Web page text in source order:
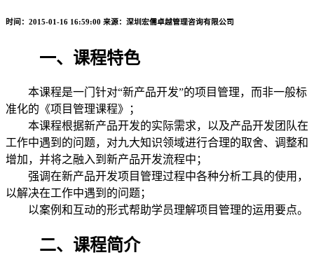
时间：2015-01-16 16:59:00 来源：深圳宏儒卓越管理咨询有限公司
一、课程特色
本课程是一门针对“新产品开发”的项目管理，而非一般标
准化的《项目管理课程》；
本课程根据新产品开发的实际需求，以及产品开发团队在
工作中遇到的问题，对九大知识领域进行合理的取舍、调整和
增加，并将之融入到新产品开发流程中；
强调在新产品开发项目管理过程中各种分析工具的使用，
以解决在工作中遇到的问题；
以案例和互动的形式帮助学员理解项目管理的运用要点。
二、课程简介